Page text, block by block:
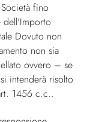
fino
dell'Importo
Dovuto non
non sia
ovvero – se
intenderà risolto
1456 c.c..